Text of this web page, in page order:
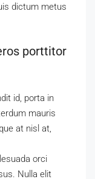
dictum metus
porttitor
id, porta in
mauris
at nisl at,
orci
Nulla elit